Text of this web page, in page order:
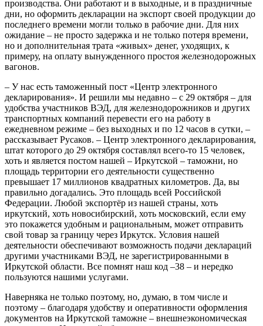
производства. Они работают и в выходные, и в праздничные
дни, но оформить декларации на экспорт своей продукции до
последнего времени могли только в рабочие дни. Для них
ожидание – не просто задержка и не только потеря времени,
но и дополнительная трата «живых» денег, уходящих, к
примеру, на оплату вынужденного простоя железнодорожных
вагонов.
– У нас есть таможенный пост «Центр электронного
декларирования». И решили мы недавно – с 29 октября – для
удобства участников ВЭД, для железнодорожников и других
транспортных компаний перевести его на работу в
ежедневном режиме – без выходных и по 12 часов в сутки, –
рассказывает Русаков. – Центр электронного декларирования,
штат которого до 29 октября составлял всего-то 15 человек,
хоть и является постом нашей – Иркутской – таможни, но
площадь территории его деятельности существенно
превышает 17 миллионов квадратных километров. Да, вы
правильно догадались. Это площадь всей Российской
Федерации. Любой экспортёр из нашей страны, хоть
иркутский, хоть новосибирский, хоть московский, если ему
это покажется удобным и рациональным, может отправить
свой товар за границу через Иркутск. Условия нашей
деятельности обеспечивают возможность подачи деклараций
другими участниками ВЭД, не зарегистрированными в
Иркутской области. Все помнят наш код –38 – и нередко
пользуются нашими услугами.
Наверняка не только поэтому, но, думаю, в том числе и
поэтому – благодаря удобству и оперативности оформления
документов на Иркутской таможне – внешнеэкономическая